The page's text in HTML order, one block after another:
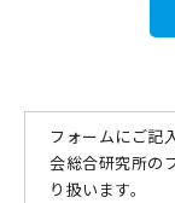
フォームにご記
会総合研究所の
り扱います。